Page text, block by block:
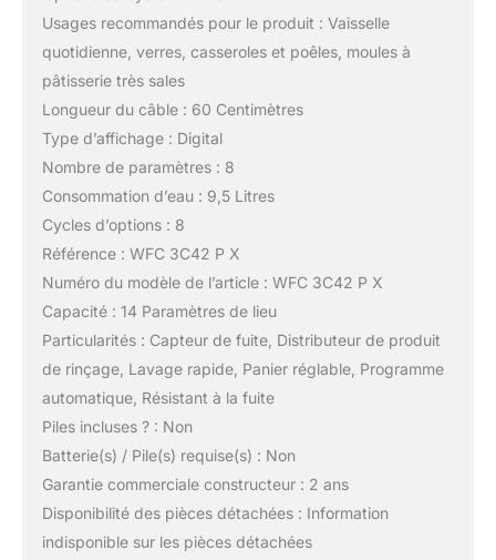
Usages recommandés pour le produit : Vaisselle
quotidienne, verres, casseroles et poêles, moules à
pâtisserie très sales
Longueur du câble : 60 Centimètres
Type d’affichage : Digital
Nombre de paramètres : 8
Consommation d’eau : 9,5 Litres
Cycles d’options : 8
Référence : WFC 3C42 P X
Numéro du modèle de l’article : WFC 3C42 P X
Capacité : 14 Paramètres de lieu
Particularités : Capteur de fuite, Distributeur de produit
de rinçage, Lavage rapide, Panier réglable, Programme
automatique, Résistant à la fuite
Piles incluses ? : Non
Batterie(s) / Pile(s) requise(s) : Non
Garantie commerciale constructeur : 2 ans
Disponibilité des pièces détachées : Information
indisponible sur les pièces détachées